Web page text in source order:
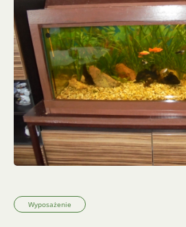
Wyposażenie